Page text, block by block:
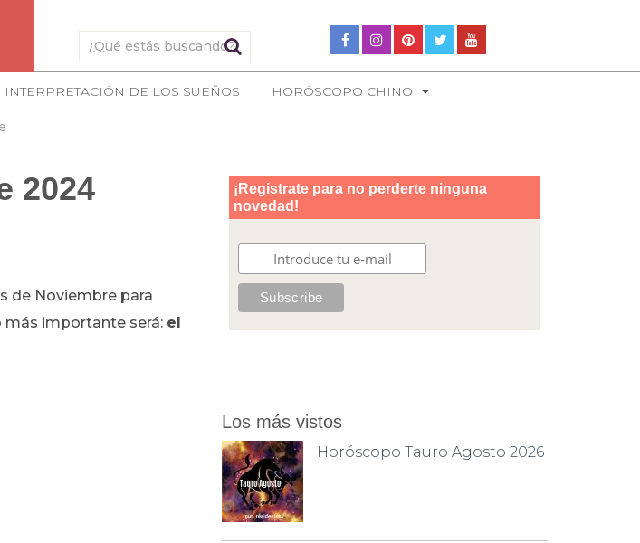
INTERPRETACIÓN DE LOS SUEÑOS HORÓSCOPO CHINO
2024
de Noviembre para
más importante será: el
Los más vistos
Horóscopo Tauro Agosto 2026